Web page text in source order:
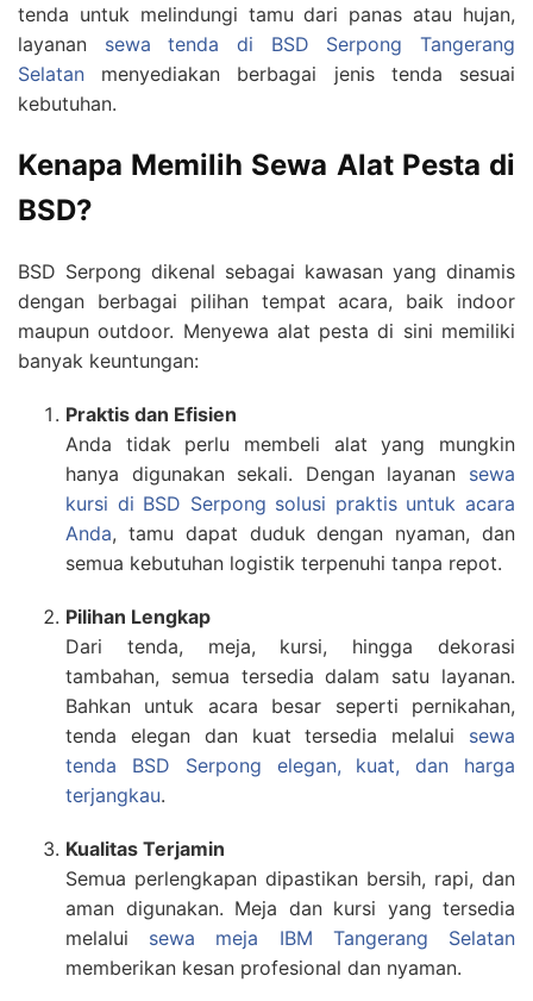
tenda untuk melindungi tamu dari panas atau hujan,
layanan sewa tenda di BSD Serpong Tangerang
Selatan menyediakan berbagai jenis tenda sesuai
kebutuhan.
Kenapa Memilih Sewa Alat Pesta di
BSD?
BSD Serpong dikenal sebagai kawasan yang dinamis
dengan berbagai pilihan tempat acara, baik indoor
maupun outdoor. Menyewa alat pesta di sini memiliki
banyak keuntungan:
Praktis dan Efisien
Anda tidak perlu membeli alat yang mungkin
hanya digunakan sekali. Dengan layanan sewa
kursi di BSD Serpong solusi praktis untuk acara
Anda, tamu dapat duduk dengan nyaman, dan
semua kebutuhan logistik terpenuhi tanpa repot.
Pilihan Lengkap
Dari tenda, meja, kursi, hingga dekorasi
tambahan, semua tersedia dalam satu layanan.
Bahkan untuk acara besar seperti pernikahan,
tenda elegan dan kuat tersedia melalui sewa
tenda BSD Serpong elegan, kuat, dan harga
terjangkau.
Kualitas Terjamin
Semua perlengkapan dipastikan bersih, rapi, dan
aman digunakan. Meja dan kursi yang tersedia
melalui sewa meja IBM Tangerang Selatan
memberikan kesan profesional dan nyaman.